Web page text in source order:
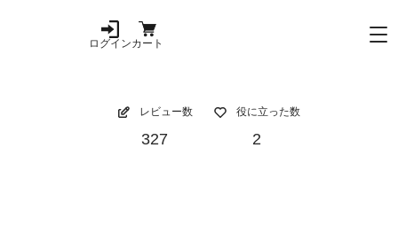
ログインカート
レビュー数
327
役に立った数
2